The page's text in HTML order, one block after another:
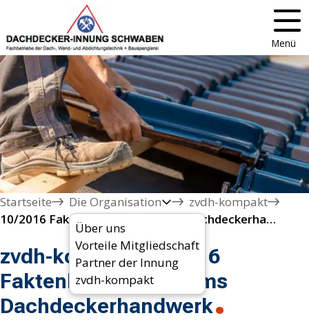
Menü
Startseite
Die Organisation
Über uns
Vorteile Mitgliedschaft
Partner der Innung
zvdh-kompakt
zvdh-kompakt
10/2016 Faktenblätter rund ums Dachdeckerhandwerk
zvdh-kompakt 10/2016
Faktenblätter rund ums
Dachdeckerhandwerk